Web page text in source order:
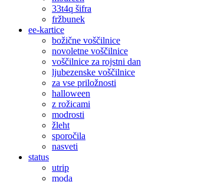
33t4q šifra
fržbunek
ee-kartice
božične voščilnice
novoletne voščilnice
voščilnice za rojstni dan
ljubezenske voščilnice
za vse priložnosti
halloween
z rožicami
modrosti
žleht
sporočila
nasveti
status
utrip
moda